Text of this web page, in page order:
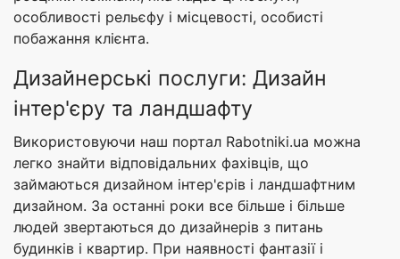
особливості рельєфу і місцевості, особисті
побажання клієнта.
Дизайнерські послуги: Дизайн
інтер'єру та ландшафту
Використовуючи наш портал Rabotniki.ua можна
легко знайти відповідальних фахівців, що
займаються дизайном інтер'єрів і ландшафтним
дизайном. За останні роки все більше і більше
людей звертаються до дизайнерів з питань
будинків і квартир. При наявності фантазії і